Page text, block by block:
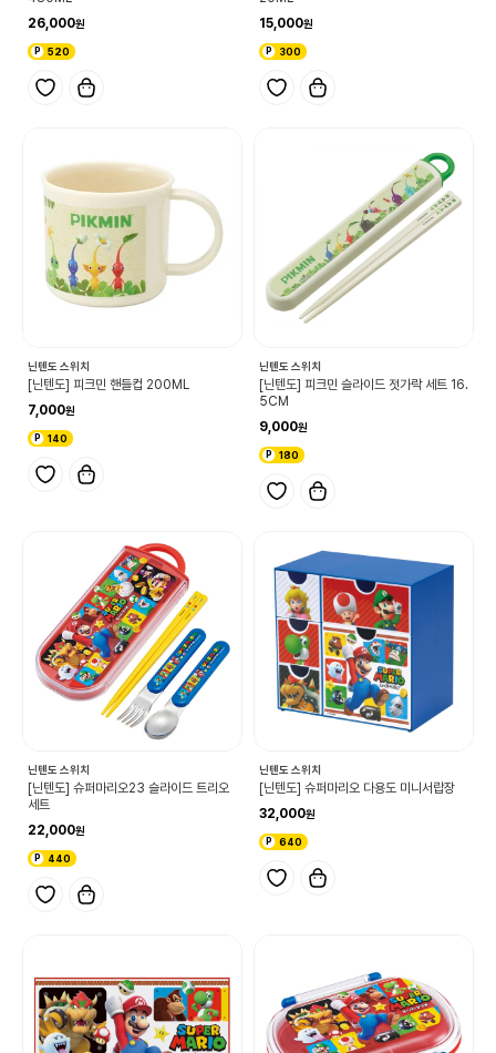
26,000
520
15,000
300
닌텐도 스위치
[닌텐도] 피크민 핸들컵 200ML
7,000
140
닌텐도 스위치
[닌텐도] 피크민 슬라이드 젓가락 세트 16.
5CM
9,000
180
닌텐도 스위치
[닌텐도] 슈퍼마리오23 슬라이드 트리오
세트
22,000
440
닌텐도 스위치
[닌텐도] 슈퍼마리오 다용도 미니서랍장
32,000
640